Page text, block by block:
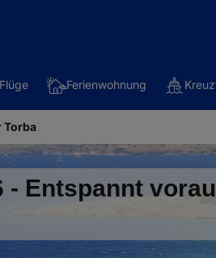
Flüge Ferienwohnung
Torba
- Entspannt